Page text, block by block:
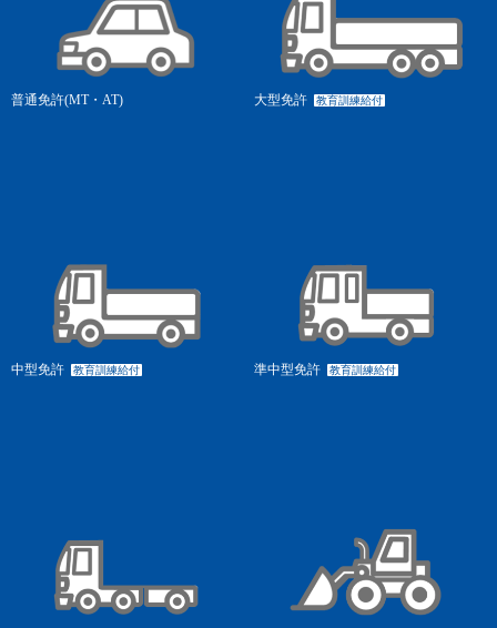
普通免許(MT・AT) 大型免許 教育訓練給付
中型免許 教育訓練給付 準中型免許 教育訓練給付